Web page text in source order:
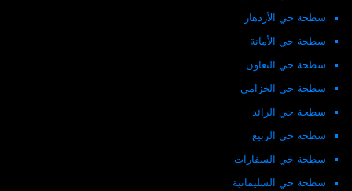
سطحة حي الأزدهار
سطحة حي الأمانة
سطحة حي التعاون
سطحة حي الخزامي
سطحة حي الرائد
سطحة حي الربيع
سطحة حي السفارات
سطحة حي السليمانية